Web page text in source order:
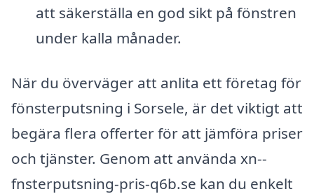
att säkerställa en god sikt på fönstren
under kalla månader.
När du överväger att anlita ett företag för
fönsterputsning i Sorsele, är det viktigt att
begära flera offerter för att jämföra priser
och tjänster. Genom att använda xn--
fnsterputsning-pris-q6b.se kan du enkelt